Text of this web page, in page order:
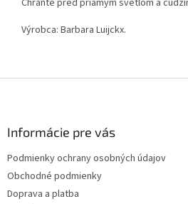
Chráňte pred priamym svetlom a
Výrobca: Barbara Luijckx.
Informácie pre vás
Podmienky ochrany osobných údajov
Obchodné podmienky
Doprava a platba